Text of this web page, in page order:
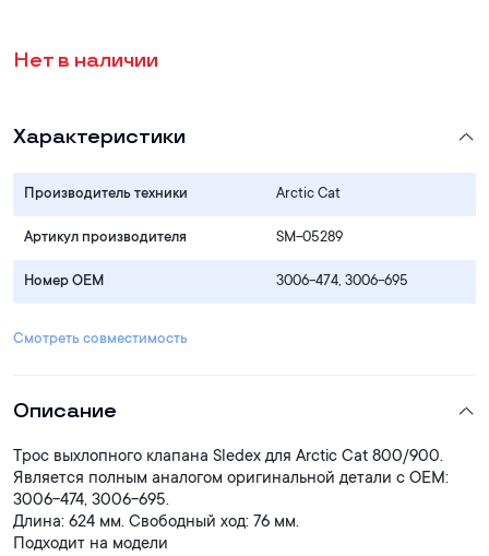
Нет в наличии
Характеристики
Производитель техники Arctic Cat
Артикул производителя SM-05289
Номер OEM 3006-474, 3006-695
Смотреть совместимость
Описание
Трос выхлопного клапана Sledex для Arctic Cat 800/900.
Является полным аналогом оригинальной детали с ОЕМ:
3006-474, 3006-695.
Длина: 624 мм. Свободный ход: 76 мм.
Подходит на модели